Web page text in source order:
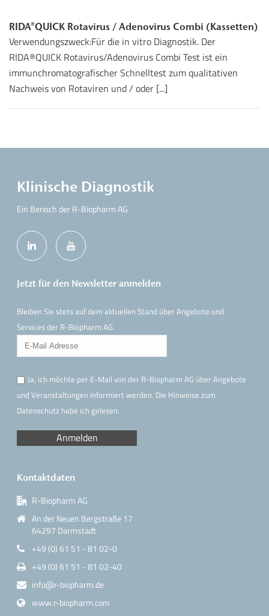
RIDA®QUICK Rotavirus / Adenovirus Combi (Kassetten)
Verwendungszweck:Für die in vitro Diagnostik. Der
RIDA®QUICK Rotavirus/Adenovirus Combi Test ist ein
immunchromatografischer Schnelltest zum qualitativen
Nachweis von Rotaviren und / oder [...]
Klinische Diagnostik
Ein Bereich der R-Biopharm AG
Jetzt für den Newsletter anmelden
Bleiben Sie stets auf dem aktuellen Stand über Angebote und
Services der R-Biopharm AG.
Ja, ich möchte per E-Mail von der R-Biopharm AG über Angebote
und Veranstaltungen informiert werden. Die Hinweisezum
Datenschutz habe ich gelesen.
Kontaktdaten
R-Biopharm AG
An der Neuen Bergstraße 17
64297 Darmstadt
+49 (0) 61 51 - 81 02-0
+49 (0) 61 51 - 81 02-40
info@r-biopharm.de
www.r-biopharm.com